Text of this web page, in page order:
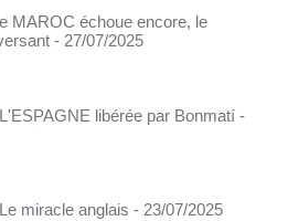
MAROC échoue encore, le
- 27/07/2025
libérée par Bonmatí -
miracle anglais - 23/07/2025